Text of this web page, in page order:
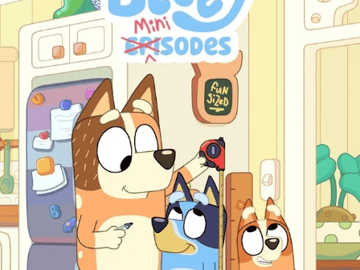
YouTube 免费试看，易分享 搜索“Vooks
Vooks App 完整库，无广告 App Store/Google
网站 浏览器观看，家庭共享
智能TV 大屏沉浸
观众反馈与影响
观众反馈普遍积极，家长们在YouTube评论区和App
Store评价中赞扬 Vooks “让孩子爱上阅读”，许多人提到